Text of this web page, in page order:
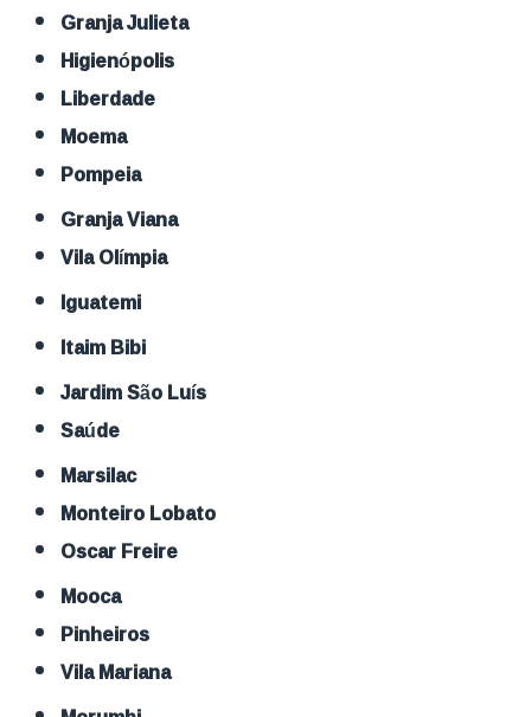
Granja Julieta
Higienópolis
Liberdade
Moema
Pompeia
Granja Viana
Vila Olímpia
Iguatemi
Itaim Bibi
Jardim São Luís
Saúde
Marsilac
Monteiro Lobato
Oscar Freire
Mooca
Pinheiros
Vila Mariana